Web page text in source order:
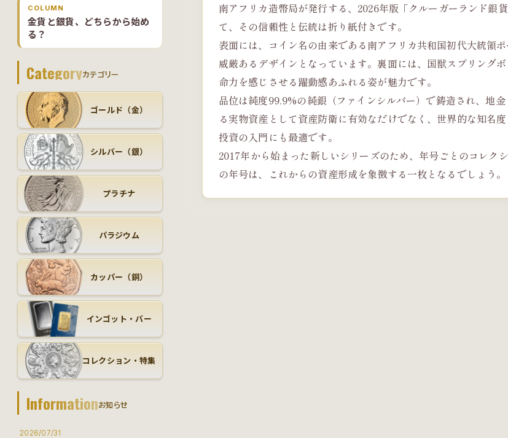
南アフリカ造幣局が発行する、2026年版「クルーガーランド銀
て、その信頼性と伝統は折り紙付きです。
表面には、コイン名の由来である南アフリカ共和国初代大統領
威厳あるデザインとなっています。裏面には、国獣スプリング
命力を感じさせる躍動感あふれる姿が魅力です。
品位は純度99.9%の純銀（ファインシルバー）で鋳造され、地
る実物資産として資産防衛に有効なだけでなく、世界的な知名
投資の入門にも最適です。
2017年から始まった新しいシリーズのため、年号ごとのコレク
の年号は、これからの資産形成を象徴する一枚となるでしょう。
COLUMN
金貨と銀貨、どちらから始め
る？
Categoryカテゴリー
ゴールド（金）
シルバー（銀）
プラチナ
パラジウム
カッパー（銅）
インゴット・バー
コレクション・特集
Informationお知らせ
2026/07/31